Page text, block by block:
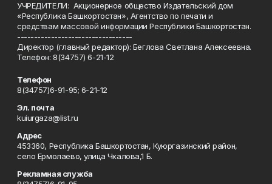
УЧРЕДИТЕЛИ: Акционерное общество Издательский дом
«Республика Башкортостан», Агентство по печати и
средствам массовой информации Республики Башкортостан.
----------------------------------
Директор (главный редактор): Беглова Светлана Алексеевна.
Телефон: 8(34757) 6-21-12
Телефон
8(34757)6-91-95; 6-21-12
Эл. почта
kuiurgaza@list.ru
Адрес
453360, Республика Башкортостан, Куюргазинский район,
село Ермолаево, улица Чкалова,1 Б.
Рекламная служба